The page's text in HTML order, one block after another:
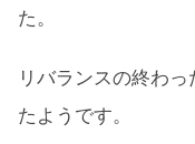
た。
リバランスの終わ
たようです。